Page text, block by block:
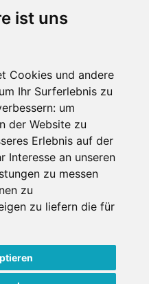
ist uns
Cookies und andere
Ihr Surferlebnis zu
um
der Website zu
Erlebnis auf der
Interesse an unseren
zu messen
zu
zu liefern die für
SKI APP
iOS und Android - Ein
und Schneefreaks!